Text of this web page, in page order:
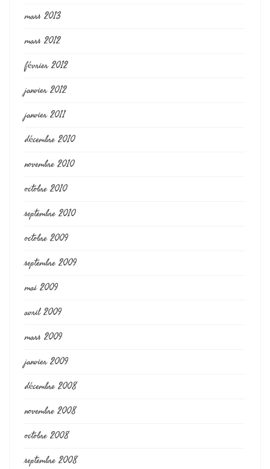
mars 2013
mars 2012
février 2012
janvier 2012
janvier 2011
décembre 2010
novembre 2010
octobre 2010
septembre 2010
octobre 2009
septembre 2009
mai 2009
avril 2009
mars 2009
janvier 2009
décembre 2008
novembre 2008
octobre 2008
septembre 2008